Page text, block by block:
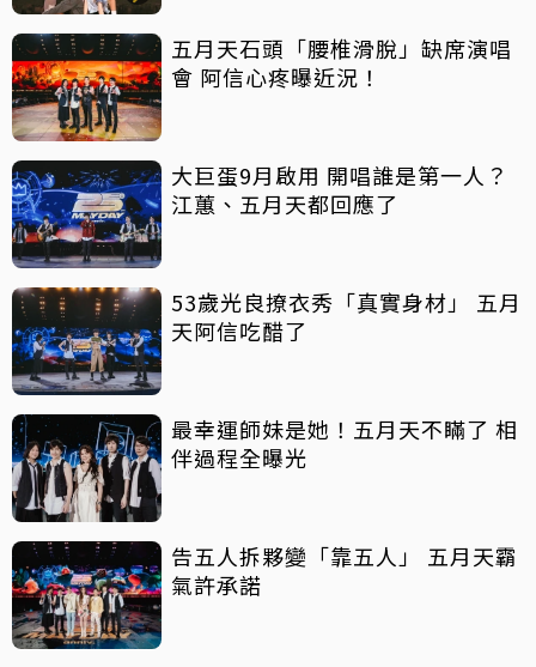
五月天石頭「腰椎滑脫」缺席演唱
會 阿信心疼曝近況！
大巨蛋9月啟用 開唱誰是第一人？
江蕙、五月天都回應了
53歲光良撩衣秀「真實身材」 五月
天阿信吃醋了
最幸運師妹是她！五月天不瞞了 相
伴過程全曝光
告五人拆夥變「靠五人」 五月天霸
氣許承諾